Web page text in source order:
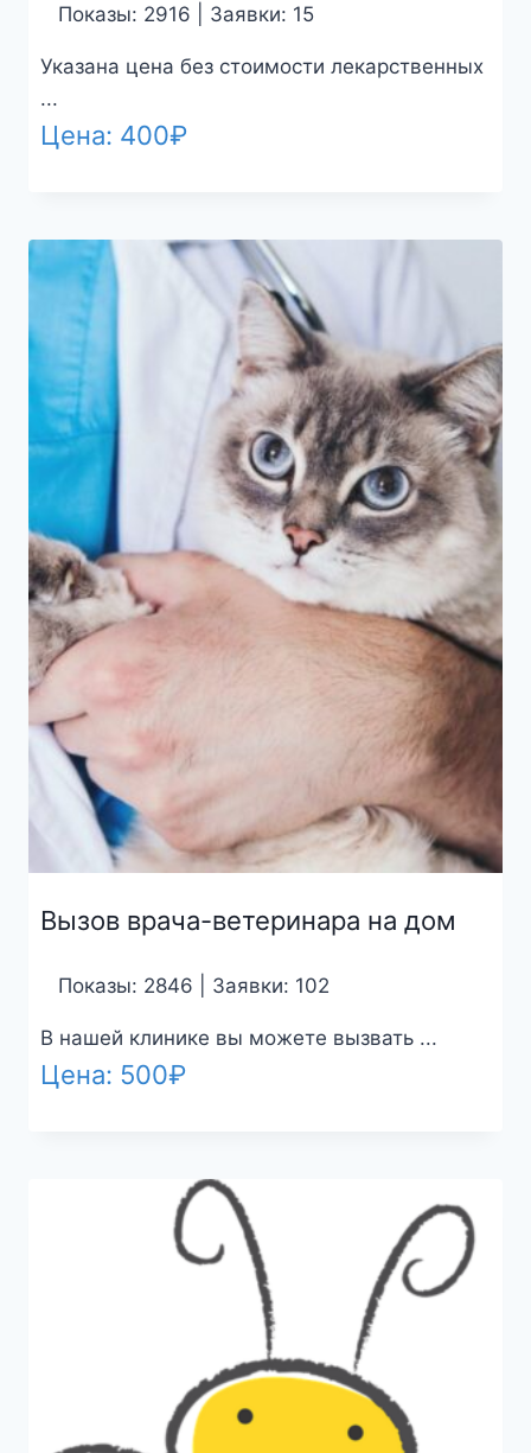
Показы: 2916 | Заявки: 15
Указана цена без стоимости лекарственных
...
Цена: 400₽
Вызов врача-ветеринара на дом
Показы: 2846 | Заявки: 102
В нашей клинике вы можете вызвать ...
Цена: 500₽